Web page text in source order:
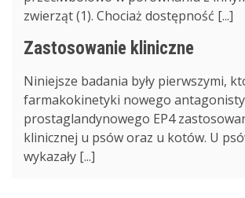
zwierząt (1). Chociaż dostępność [...]
Zastosowanie kliniczne
Niniejsze badania były pierwszymi,
farmakokinetyki nowego
prostaglandynowego EP4
klinicznej u psów oraz u kotów. U
wykazały [...]